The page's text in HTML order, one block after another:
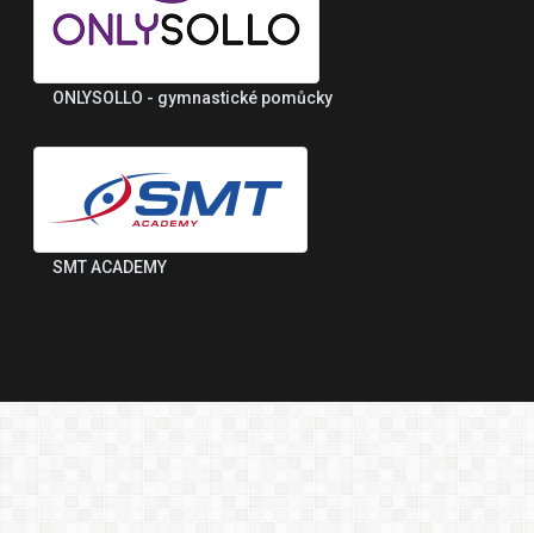
ONLYSOLLO - gymnastické pomůcky
SMT ACADEMY